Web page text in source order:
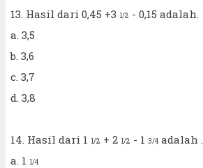
13. Hasil dari 0,45 +3 1/2 - 0,15 adalah.
a. 3,5
b. 3,6
c. 3,7
d. 3,8
14. Hasil dari 1 1/2 + 2 1/2 - 1 3/4 adalah ....
a. 1 1/4